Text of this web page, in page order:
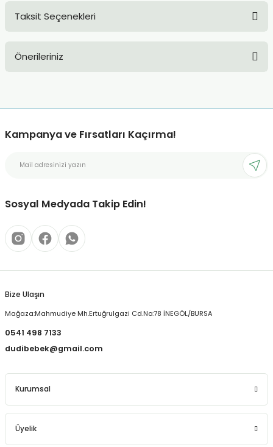
Taksit Seçenekleri
Önerileriniz
kullanarak tarafımıza iletebilirsiniz.
Ürün açıklamasında eksik bilgiler bulunuyor.
Ürün fiyatı diğer sitelerden daha pahalı.
Kampanya ve Fırsatları Kaçırma!
Sosyal Medyada Takip Edin!
Bize Ulaşın
Mağaza:Mahmudiye Mh.Ertuğrulgazi Cd.No:78 İNEGÖL/BURSA
0541 498 7133
dudibebek@gmail.com
Kurumsal
Üyelik